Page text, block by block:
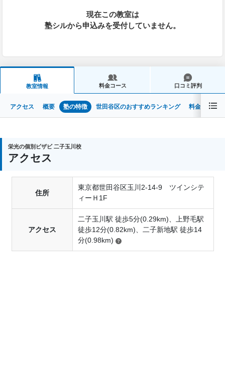
現在この教室は
塾シルから申込みを受付していません。
教室情報 料金コース 口コミ評判
アクセス 概要 塾の特徴 世田谷区のおすすめランキング 料金・コー
栄光の個別ビザビ 二子玉川校
アクセス
住所
東京都世田谷区玉川2-14-9 ツインシテ
ィーＨ1F
アクセス
二子玉川駅 徒歩5分(0.29km)、上野毛駅
徒歩12分(0.82km)、二子新地駅 徒歩14
分(0.98km)